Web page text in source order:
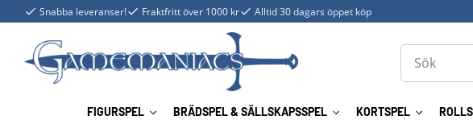
Snabba leveranser! Fraktfritt över 1000 kr Alltid 30 dagars öppet köp
FIGURSPEL BRÄDSPEL & SÄLLSKAPSSPEL KORTSPEL